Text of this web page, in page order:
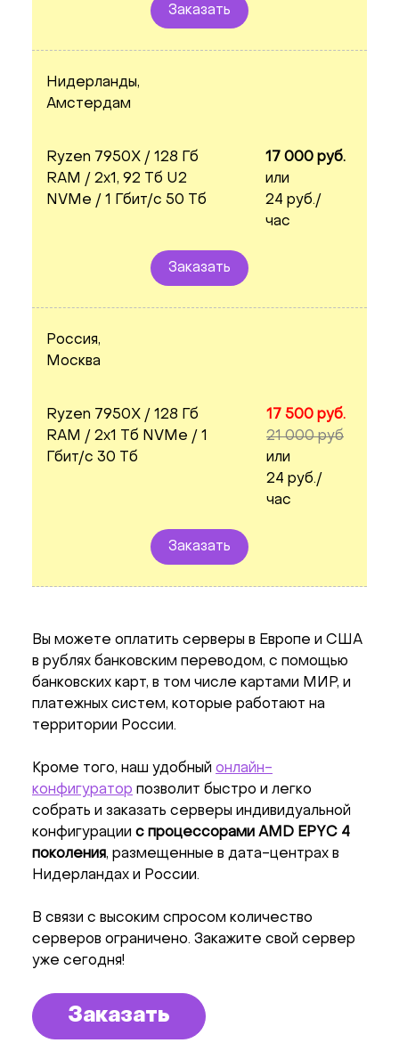
Заказать
Нидерланды,
Амстердам
Ryzen 7950X / 128 Гб
RAM / 2x1, 92 Тб U2
NVMe / 1 Гбит/с 50 Тб
17 000 руб.
или
24 руб./
час
Заказать
Россия,
Москва
Ryzen 7950X / 128 Гб
RAM / 2x1 Тб NVMe / 1
Гбит/с 30 Тб
17 500 руб.
21 000 руб
или
24 руб./
час
Заказать
Вы можете оплатить серверы в Европе и США
в рублях банковским переводом, с помощью
банковских карт, в том числе картами МИР, и
платежных систем, которые работают на
территории России.
Кроме того, наш удобный онлайн-
конфигуратор позволит быстро и легко
собрать и заказать серверы индивидуальной
конфигурации с процессорами AMD EPYC 4
поколения, размещенные в дата-центрах в
Нидерландах и России.
В связи с высоким спросом количество
серверов ограничено. Закажите свой сервер
уже сегодня!
Заказать